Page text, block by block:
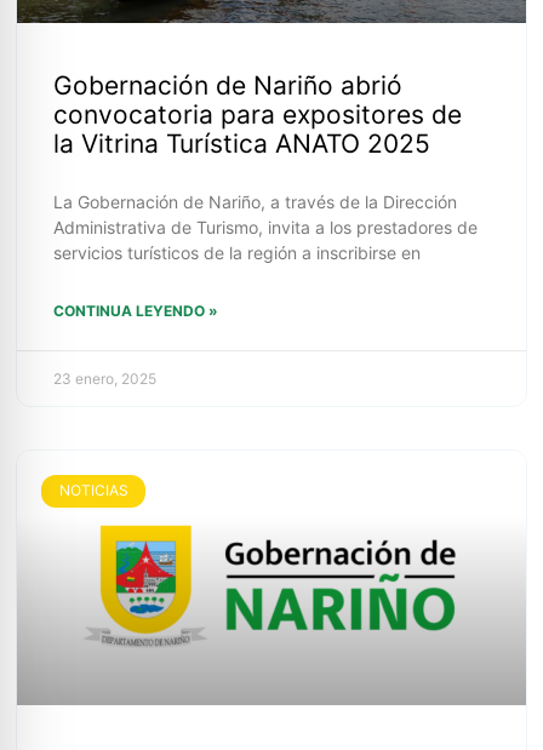
Gobernación de Nariño abrió
convocatoria para expositores de
la Vitrina Turística ANATO 2025
La Gobernación de Nariño, a través de la Dirección
Administrativa de Turismo, invita a los prestadores de
servicios turísticos de la región a inscribirse en
CONTINUA LEYENDO »
23 enero, 2025
NOTICIAS